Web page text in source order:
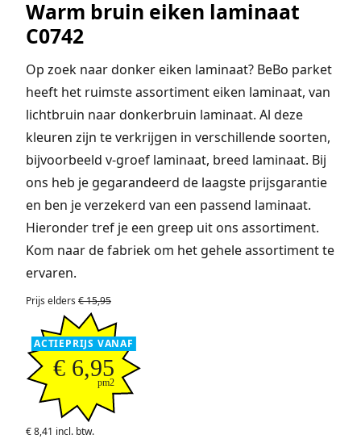
Warm bruin eiken laminaat
C0742
Op zoek naar donker eiken laminaat? BeBo parket
heeft het ruimste assortiment eiken laminaat, van
lichtbruin naar donkerbruin laminaat. Al deze
kleuren zijn te verkrijgen in verschillende soorten,
bijvoorbeeld v-groef laminaat, breed laminaat. Bij
ons heb je gegarandeerd de laagste prijsgarantie
en ben je verzekerd van een passend laminaat.
Hieronder tref je een greep uit ons assortiment.
Kom naar de fabriek om het gehele assortiment te
ervaren.
Prijs elders € 15,95
ACTIEPRIJS VANAF
€ 6,95
pm2
€ 8,41 incl. btw.